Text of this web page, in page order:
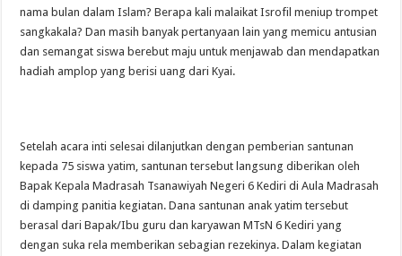
nama bulan dalam Islam? Berapa kali malaikat Isrofil meniup trompet
sangkakala? Dan masih banyak pertanyaan lain yang memicu antusian
dan semangat siswa berebut maju untuk menjawab dan mendapatkan
hadiah amplop yang berisi uang dari Kyai.
Setelah acara inti selesai dilanjutkan dengan pemberian santunan
kepada 75 siswa yatim, santunan tersebut langsung diberikan oleh
Bapak Kepala Madrasah Tsanawiyah Negeri 6 Kediri di Aula Madrasah
di damping panitia kegiatan. Dana santunan anak yatim tersebut
berasal dari Bapak/Ibu guru dan karyawan MTsN 6 Kediri yang
dengan suka rela memberikan sebagian rezekinya. Dalam kegiatan